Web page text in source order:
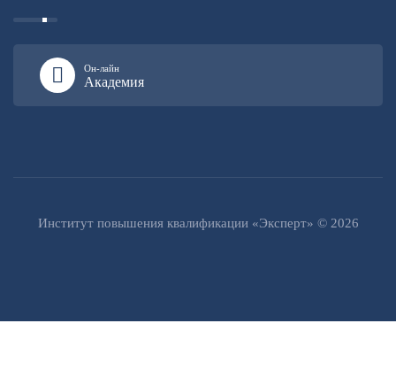
Он-лайн
Академия
Институт повышения квалификации «Эксперт» © 2026